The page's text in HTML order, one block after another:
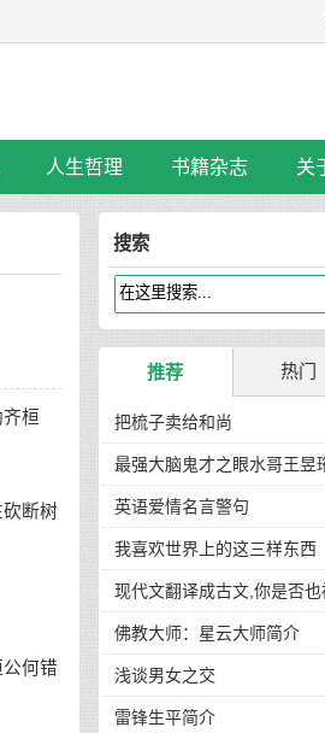
人生哲理 书籍杂志 关
桓
断树
何错
搜索
推荐 热门
把梳子卖给和尚
最强大脑鬼才之眼水哥王昱
介
英语爱情名言警句
我喜欢世界上的这三样东西
现代文翻译成古文,你是否也
到了
佛教大师：星云大师简介
浅谈男女之交
雷锋生平简介